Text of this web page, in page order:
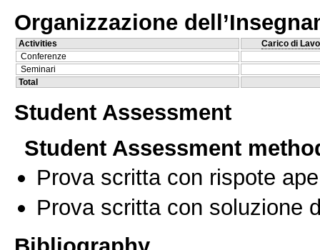
Organizzazione
Activities
Carico di
Conferenze
Seminari
Total
Student Assessment
Student Assessment
Prova scritta con rispote
Prova scritta con soluzione